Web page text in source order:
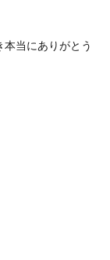
当にありがとう